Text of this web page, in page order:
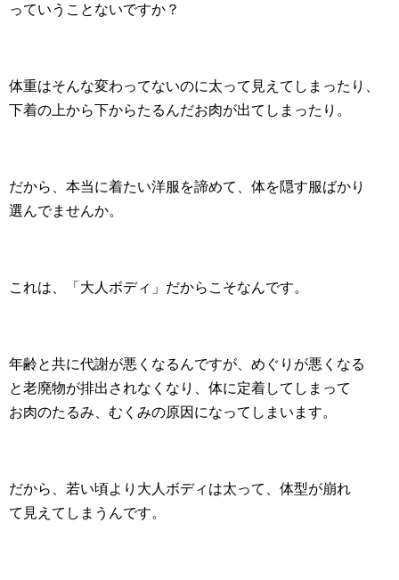
っていうことないですか？
体重はそんな変わってないのに太って見えてしまったり、
下着の上から下からたるんだお肉が出てしまったり。
だから、本当に着たい洋服を諦めて、体を隠す服ばかり
選んでませんか。
これは、「大人ボディ」だからこそなんです。
年齢と共に代謝が悪くなるんですが、めぐりが悪くなる
と老廃物が排出されなくなり、体に定着してしまって
お肉のたるみ、むくみの原因になってしまいます。
だから、若い頃より大人ボディは太って、体型が崩れ
て見えてしまうんです。